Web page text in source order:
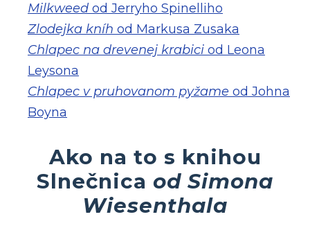
Milkweed od Jerryho Spinelliho
Zlodejka kníh od Markusa Zusaka
Chlapec na drevenej krabici od Leona
Leysona
Chlapec v pruhovanom pyžame od Johna
Boyna
Ako na to s knihou
Slnečnica od Simona
Wiesenthala